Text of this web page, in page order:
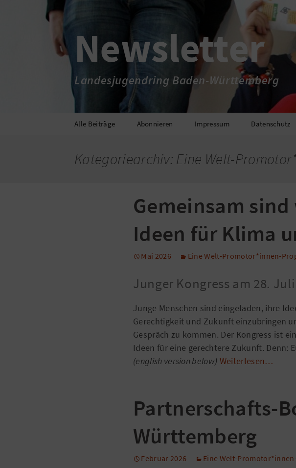
Newsletter
Landesjugendring Baden-Württemberg
Zum
Alle Beiträge Abonnieren Impressum Datenschutz
Kategoriearchiv: Eine Welt-
Gemeinsam
Ideen für Klima
Mai 2026 Eine Welt-Promotor*innen-
Junger Kongress am 28.
Junge Menschen sind eingeladen, ihre
Gerechtigkeit und Zukunft einzubringen
Gespräch zu kommen. Der Kongress ist
Ideen für eine gerechtere Zukunft. Denn:
(english version below) Weiterlesen…
Partnerschafts-
Württemberg
Februar 2026 Eine Welt-